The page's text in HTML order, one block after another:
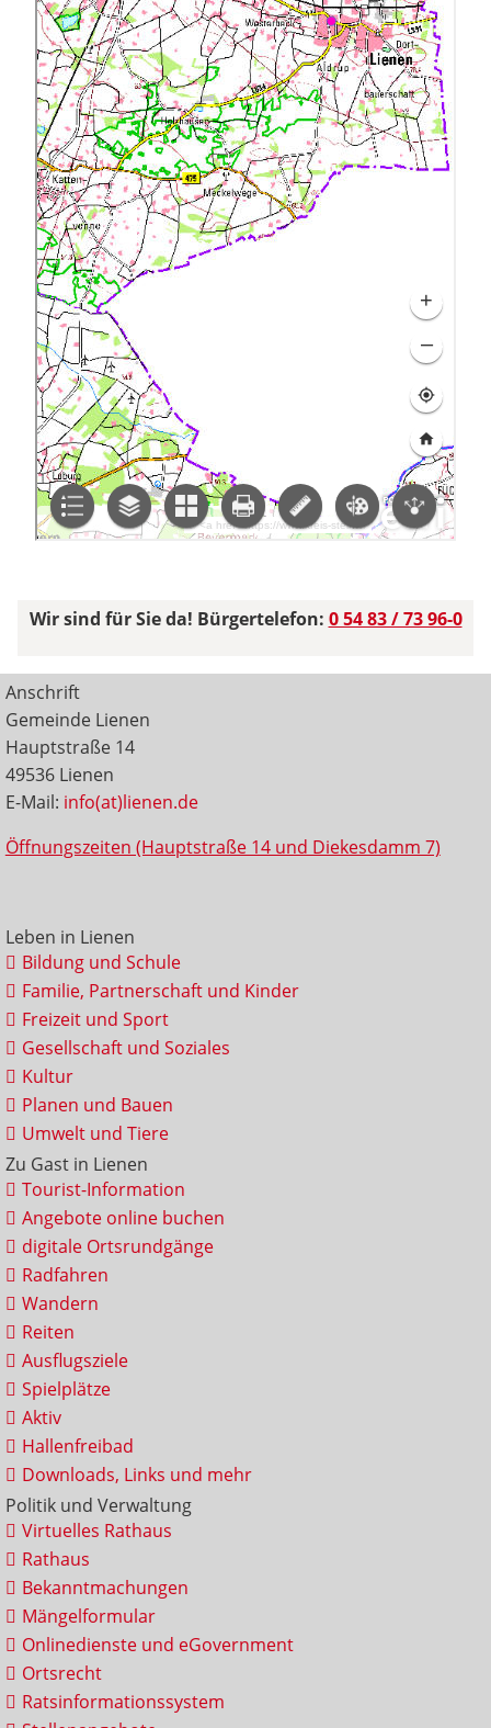
Wir sind für Sie da! Bürgertelefon: 0 54 83 / 73 96-0
Anschrift
Gemeinde Lienen
Hauptstraße 14
49536 Lienen
E-Mail: info(at)lienen.de
Öffnungszeiten (Hauptstraße 14 und Diekesdamm 7)
Leben in Lienen
Bildung und Schule
Familie, Partnerschaft und Kinder
Freizeit und Sport
Gesellschaft und Soziales
Kultur
Planen und Bauen
Umwelt und Tiere
Zu Gast in Lienen
Tourist-Information
Angebote online buchen
digitale Ortsrundgänge
Radfahren
Wandern
Reiten
Ausflugsziele
Spielplätze
Aktiv
Hallenfreibad
Downloads, Links und mehr
Politik und Verwaltung
Virtuelles Rathaus
Rathaus
Bekanntmachungen
Mängelformular
Onlinedienste und eGovernment
Ortsrecht
Ratsinformationssystem